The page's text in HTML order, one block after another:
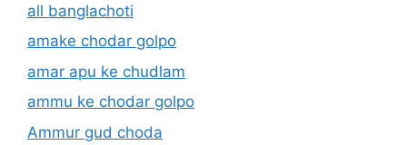
all banglachoti
amake chodar golpo
amar apu ke chudlam
ammu ke chodar golpo
Ammur gud choda